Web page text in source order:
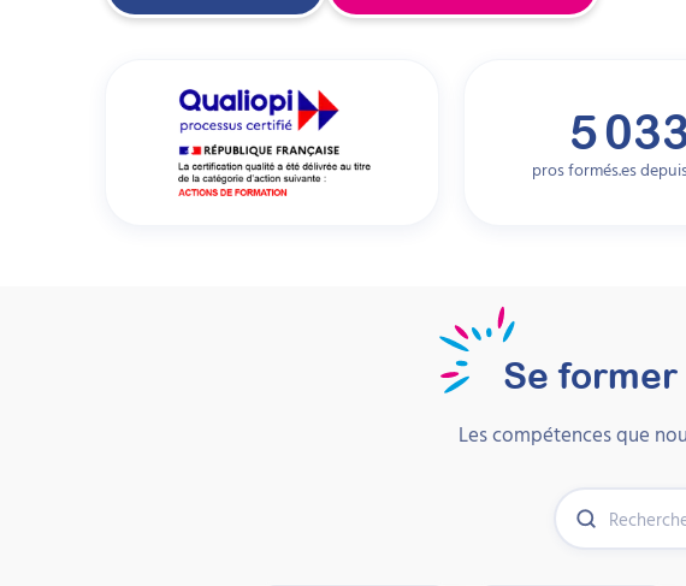
5
pros formés.es
Se
Les compétences que